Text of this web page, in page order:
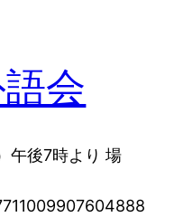
会
午後7時より 場